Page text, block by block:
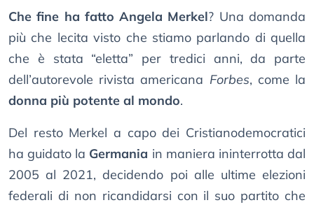
Che fine ha fatto Angela Merkel? Una domanda
più che lecita visto che stiamo parlando di quella
che è stata “eletta” per tredici anni, da parte
dell’autorevole rivista americana Forbes, come la
donna più potente al mondo.
Del resto Merkel a capo dei Cristianodemocratici
ha guidato la Germania in maniera ininterrotta dal
2005 al 2021, decidendo poi alle ultime elezioni
federali di non ricandidarsi con il suo partito che